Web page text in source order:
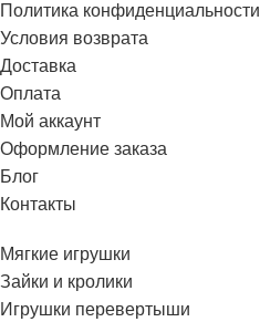
Политика конфиденциальности
Условия возврата
Доставка
Оплата
Мой аккаунт
Оформление заказа
Блог
Контакты
Мягкие игрушки
Зайки и кролики
Игрушки перевертыши